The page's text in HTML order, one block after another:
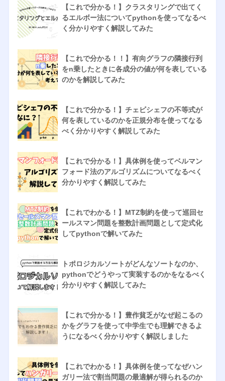
【これで分かる！】クラスタリングで出てく
るエルボー法についてpythonを使ってなるべ
く分かりやすく解説してみた
【これで分かる！！】有向グラフの隣接行列
をn乗したときに各成分の値が何を表している
のかを解説してみた
【これで分かる！】チェビシェフの不等式が
何を表しているのかを正規分布を使ってなる
べく分かりやすく解説してみた
【これで分かる！】具体例を使ってベルマン
フォード法のアルゴリズムについてなるべく
分かりやすく解説してみた
【これでわかる！】MTZ制約を使って巡回セ
ールスマン問題を整数計画問題として定式化
してpythonで解いてみた
トポロジカルソートがどんなソートなのか、
pythonでどうやって実装するのかをなるべく
分かりやすく解説してみた
【これで分かる！】豊作貧乏がなぜ起こるの
かをグラフを使って中学生でも理解できるよ
うになるべく分かりやすく解説しました
【これでわかる！】具体例を使ってなぜハン
ガリー法で割当問題の最適解が得られるのか